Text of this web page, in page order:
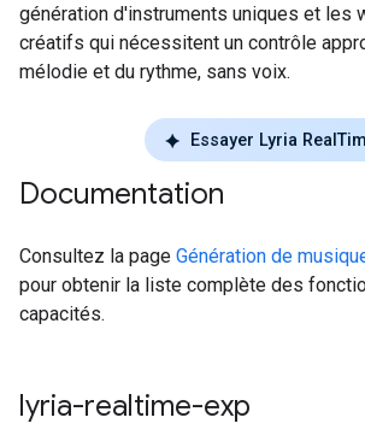
génération d'instruments uniques et les
créatifs qui nécessitent un contrôle
mélodie et du rythme, sans voix.
Essayer Lyria
Documentation
Consultez la page Génération de
pour obtenir la liste complète des
capacités.
lyria-realtime-exp